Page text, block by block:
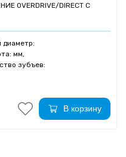
OVERDRIVE/DIRECT C
диаметр:
мм,
зубъев:
В корзину